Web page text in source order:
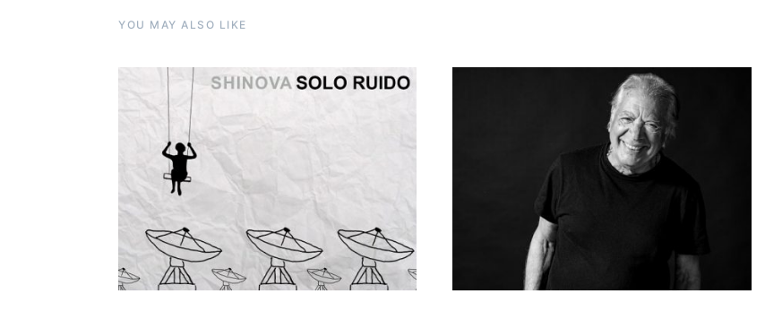
YOU MAY ALSO LIKE